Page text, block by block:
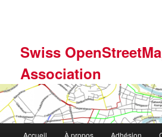
Swiss
Association